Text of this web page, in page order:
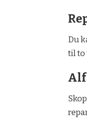
Du
til to